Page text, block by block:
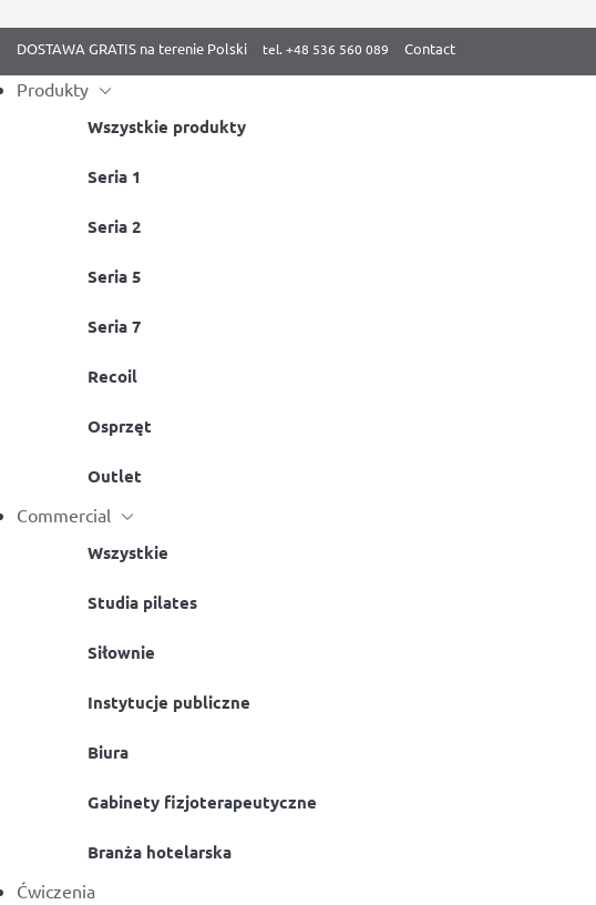
DOSTAWA GRATIS na terenie Polski
Contact
Produkty
Wszystkie produkty
Seria 1
Seria 2
Seria 5
Seria 7
Recoil
Osprzęt
Outlet
Commercial
Wszystkie
Studia pilates
Siłownie
Instytucje publiczne
Biura
Gabinety fizjoterapeutyczne
Branża hotelarska
Ćwiczenia